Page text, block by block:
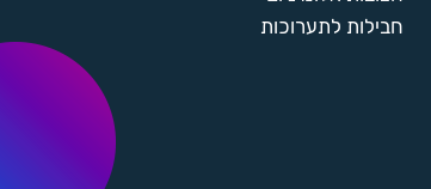
חבילות לתערוכות